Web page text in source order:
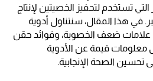
تستخدم لتحفيز الخصيتين لإنتاج
في هذا المقال، سنتناول أدوية
علامات ضعف الخصوبة، وفوائد حقن
معلومات قيمة عن الأدوية
تحسين الصحة الإنجابية.